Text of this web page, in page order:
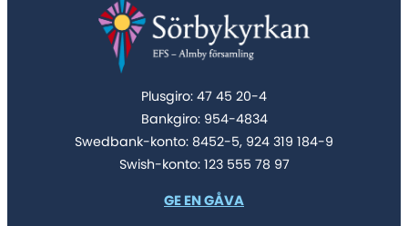
Plusgiro: 47 45 20-4
Bankgiro: 954-4834
Swedbank-konto: 8452-5, 924 319 184-9
Swish-konto: 123 555 78 97
GE EN GÅVA